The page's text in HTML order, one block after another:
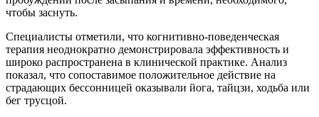
чтобы заснуть.
Специалисты отметили, что когнитивно-поведенческая
терапия неоднократно демонстрировала эффективность и
широко распространена в клинической практике. Анализ
показал, что сопоставимое положительное действие на
страдающих бессонницей оказывали йога, тайцзи, ходьба или
бег трусцой.